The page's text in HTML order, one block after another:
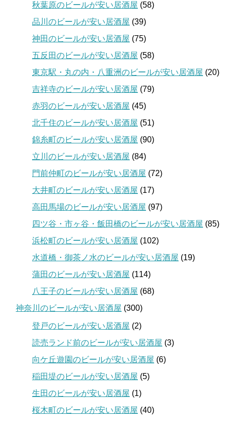
秋葉原のビールが安い居酒屋 (58)
品川のビールが安い居酒屋 (39)
神田のビールが安い居酒屋 (75)
五反田のビールが安い居酒屋 (58)
東京駅・丸の内・八重洲のビールが安い居酒屋 (20)
吉祥寺のビールが安い居酒屋 (79)
赤羽のビールが安い居酒屋 (45)
北千住のビールが安い居酒屋 (51)
錦糸町のビールが安い居酒屋 (90)
立川のビールが安い居酒屋 (84)
門前仲町のビールが安い居酒屋 (72)
大井町のビールが安い居酒屋 (17)
高田馬場のビールが安い居酒屋 (97)
四ツ谷・市ヶ谷・飯田橋のビールが安い居酒屋 (85)
浜松町のビールが安い居酒屋 (102)
水道橋・御茶ノ水のビールが安い居酒屋 (19)
蒲田のビールが安い居酒屋 (114)
八王子のビールが安い居酒屋 (68)
神奈川のビールが安い居酒屋 (300)
登戸のビールが安い居酒屋 (2)
読売ランド前のビールが安い居酒屋 (3)
向ケ丘遊園のビールが安い居酒屋 (6)
稲田堤のビールが安い居酒屋 (5)
生田のビールが安い居酒屋 (1)
桜木町のビールが安い居酒屋 (40)